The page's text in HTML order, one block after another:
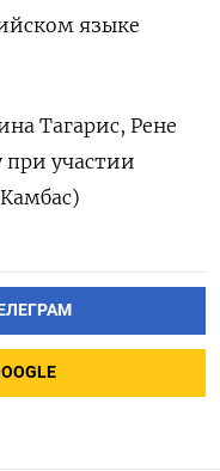
языке
Тагарис, Рене
при участии